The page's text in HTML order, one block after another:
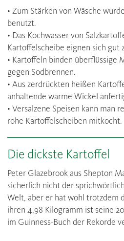
• Zum Stärken von Wäsche
benutzt.
• Das Kochwasser von
Kartoffelscheibe eignen sich gut
• Kartoffeln binden überflüssige
gegen Sodbrennen.
• Aus zerdrückten heißen
anhaltende warme Wickel
• Versalzene Speisen kann man
rohe Kartoffelscheiben mitkocht.
Die dickste Kartoffel
Peter Glazebrook aus Shepton
sicherlich nicht der
Welt, aber er hat wohl trotzdem
ihren 4,98 Kilogramm ist seine
im Guinness-Buch der Rekorde